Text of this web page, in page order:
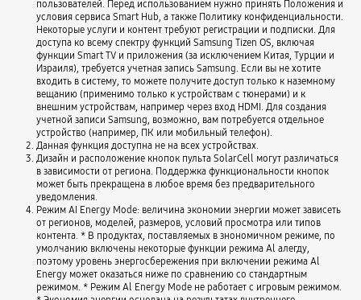
пользователей. Перед использованием нужно принять Положения и
условия сервиса Smart Hub, а также Политику конфиденциальности.
Некоторые услуги и контент требуют регистрации и подписки. Для
доступа ко всему спектру функций Samsung Tizen OS, включая
функции Smart TV и приложения (за исключением Китая, Турции и
Израиля), требуется учетная запись Samsung. Если вы не хотите
входить в систему, то можете получите доступ только к наземному
вещанию (применимо только к устройствам с тюнерами) и к
внешним устройствам, например через вход HDMI. Для создания
учетной записи Samsung, возможно, вам потребуется отдельное
устройство (например, ПК или мобильный телефон).
Данная функция доступна не на всех устройствах.
Дизайн и расположение кнопок пульта SolarCell могут различаться
в зависимости от региона. Поддержка функциональности кнопок
может быть прекращена в любое время без предварительного
уведомления.
Режим AI Energy Mode: величина экономии энергии может зависеть
от регионов, моделей, размеров, условий просмотра или типов
контента. * В продуктах, поставляемых в знономичном режиме, по
умолчанию включены некоторые функции режима Al алегду,
поэтому уровень энергосбережения при включении режима Al
Energy может оказаться ниже по сравнению со стандартным
режимом. * Режим Al Energy Mode не работает с игровым режимом.